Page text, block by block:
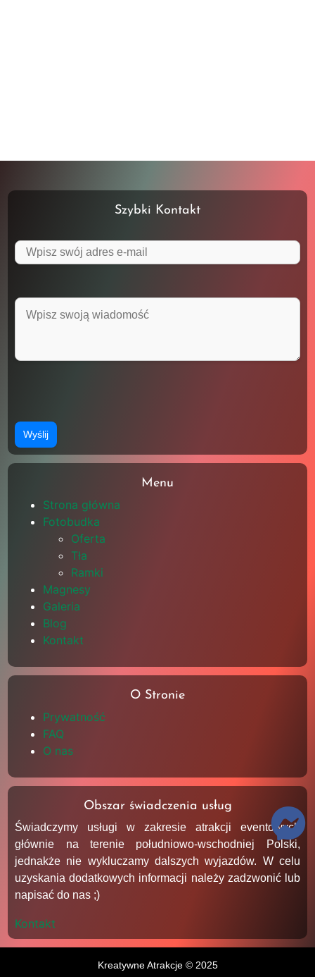
Szybki Kontakt
Menu
Strona główna
Fotobudka
Oferta
Tła
Ramki
Magnesy
Galeria
Blog
Kontakt
O Stronie
Prywatność
FAQ
O nas
Obszar świadczenia usług
Świadczymy usługi w zakresie atrakcji eventowych
głównie na terenie południowo-wschodniej Polski,
jednakże nie wykluczamy dalszych wyjazdów. W celu
uzyskania dodatkowych informacji należy zadzwonić lub
napisać do nas ;)
Kontakt
Kreatywne Atrakcje © 2025